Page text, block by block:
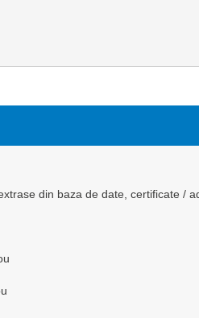
din baza de date, certificate /